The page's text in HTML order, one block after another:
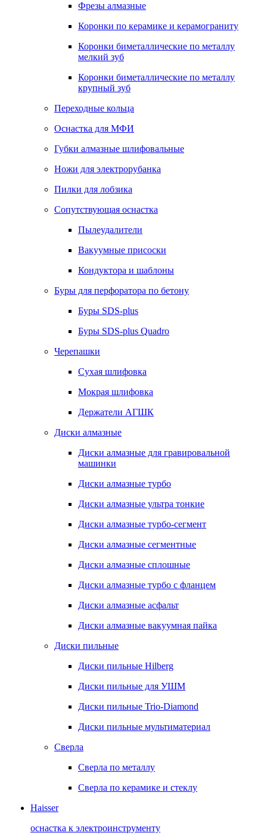
Фрезы алмазные
Коронки по керамике и керамограниту
Коронки биметаллические по металлу
мелкий зуб
Коронки биметаллические по металлу
крупный зуб
Переходные кольца
Оснастка для МФИ
Губки алмазные шлифовальные
Ножи для электрорубанка
Пилки для лобзика
Сопутствующая оснастка
Пылеудалители
Вакуумные присоски
Кондуктора и шаблоны
Буры для перфоратора по бетону
Буры SDS-plus
Буры SDS-plus Quadro
Черепашки
Сухая шлифовка
Мокрая шлифовка
Держатели АГШК
Диски алмазные
Диски алмазные для гравировальной
машинки
Диски алмазные турбо
Диски алмазные ультра тонкие
Диски алмазные турбо-сегмент
Диски алмазные сегментные
Диски алмазные сплошные
Диски алмазные турбо с фланцем
Диски алмазные асфальт
Диски алмазные вакуумная пайка
Диски пильные
Диски пильные Hilberg
Диски пильные для УШМ
Диски пильные Trio-Diamond
Диски пильные мультиматериал
Сверла
Сверла по металлу
Сверла по керамике и стеклу
Haisser
оснастка к электроинструменту